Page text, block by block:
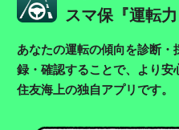
スマ保『運転
あなたの運転の傾向を診断
録・確認することで、
より安
住友海上の独自アプリです。